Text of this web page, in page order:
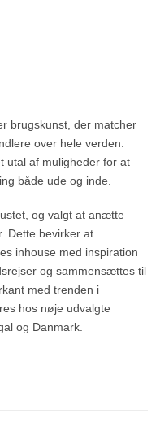
brugskunst, der matcher
over hele verden.
utal af muligheder for at
både ude og inde.
og valgt at anætte
Dette bevirker at
inhouse med inspiration
og sammensættes til
med trenden i
hos nøje udvalgte
og Danmark.